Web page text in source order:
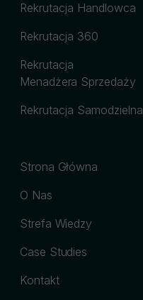
Rekrutacja Handlowca
Rekrutacja 360
Rekrutacja
Menadżera Sprzedaży
Rekrutacja Samodzielna
Strona Główna
O Nas
Strefa Wiedzy
Case Studies
Kontakt